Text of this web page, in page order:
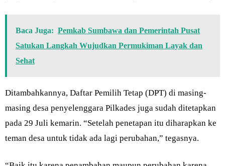
Baca Juga: Pemkab Sumbawa dan Pemerintah Pusat
Satukan Langkah Wujudkan Permukiman Layak dan
Sehat
Ditambahkannya, Daftar Pemilih Tetap (DPT) di masing-
masing desa penyelenggara Pilkades juga sudah ditetapkan
pada 29 Juli kemarin. “Setelah penetapan itu diharapkan ke
teman desa untuk tidak ada lagi perubahan,” tegasnya.